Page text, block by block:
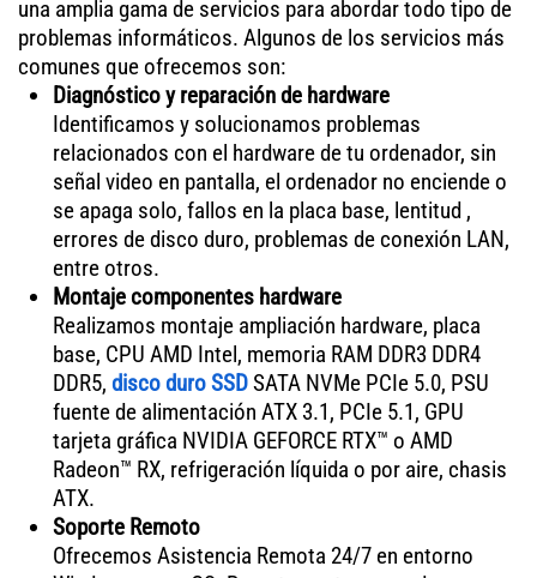
una amplia gama de servicios para abordar todo tipo de
problemas informáticos. Algunos de los servicios más
comunes que ofrecemos son:
Diagnóstico y reparación de hardware
Identificamos y solucionamos problemas
relacionados con el hardware de tu ordenador, sin
señal video en pantalla, el ordenador no enciende o
se apaga solo, fallos en la placa base, lentitud ,
errores de disco duro, problemas de conexión LAN,
entre otros.
Montaje componentes hardware
Realizamos montaje ampliación hardware, placa
base, CPU AMD Intel, memoria RAM DDR3 DDR4
DDR5, disco duro SSDSATA NVMe PCIe 5.0, PSU
fuente de alimentación ATX 3.1, PCIe 5.1, GPU
tarjeta gráfica NVIDIA GEFORCE RTX™ o AMD
Radeon™ RX, refrigeración líquida o por aire, chasis
ATX.
Soporte Remoto
Ofrecemos Asistencia Remota 24/7 en entorno